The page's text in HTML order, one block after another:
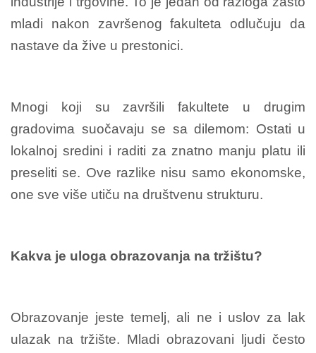
mladi nakon završenog fakulteta odlučuju da
nastave da žive u prestonici.
Mnogi koji su završili fakultete u drugim
gradovima suočavaju se sa dilemom: Ostati u
lokalnoj sredini i raditi za znatno manju platu ili
preseliti se. Ove razlike nisu samo ekonomske,
one sve više utiču na društvenu strukturu.
Kakva je uloga obrazovanja na tržištu?
Obrazovanje jeste temelj, ali ne i uslov za lak
ulazak na tržište. Mladi obrazovani ljudi često